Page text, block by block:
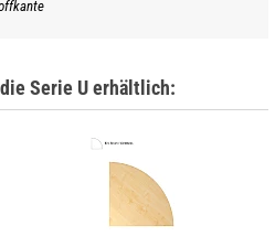
Serie U erhältlich: